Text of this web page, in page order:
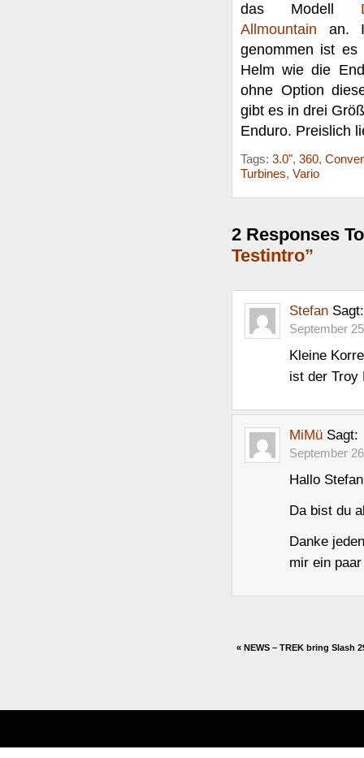
das Modell
Allmountain an.
genommen ist es
Helm wie die
ohne Option
gibt es in drei
Enduro. Preislich
Tags: 3.0", 360,
Turbines, Vario
2 Responses
Testintro”
Stefan Sagt:
September
Kleine
ist der Troy
MiMü Sagt:
September
Hallo
Da bist du
Danke
mir ein
« NEWS – TREK bring Slash